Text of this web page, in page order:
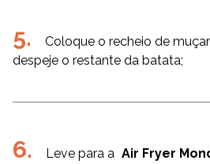
Coloque o recheio de
despeje o restante da batata;
Leve para a Air Fryer